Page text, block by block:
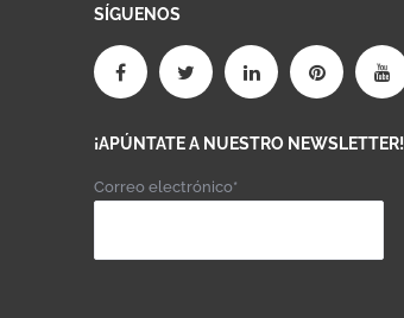
SÍGUENOS
¡APÚNTATE A NUESTRO NEWSLETTER!
Correo electrónico*